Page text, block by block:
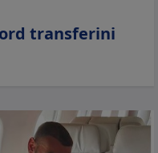
transferini